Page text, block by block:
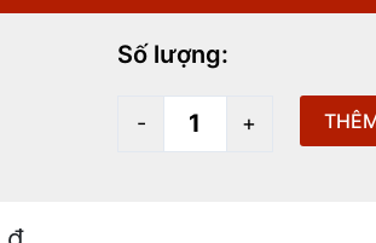
Số lượng:
-
LT4730BA
+